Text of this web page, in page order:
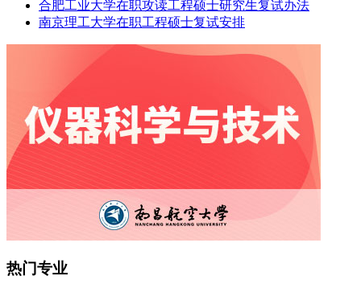
合肥工业大学在职攻读工程硕士研究生复试办法
南京理工大学在职工程硕士复试安排
热门专业